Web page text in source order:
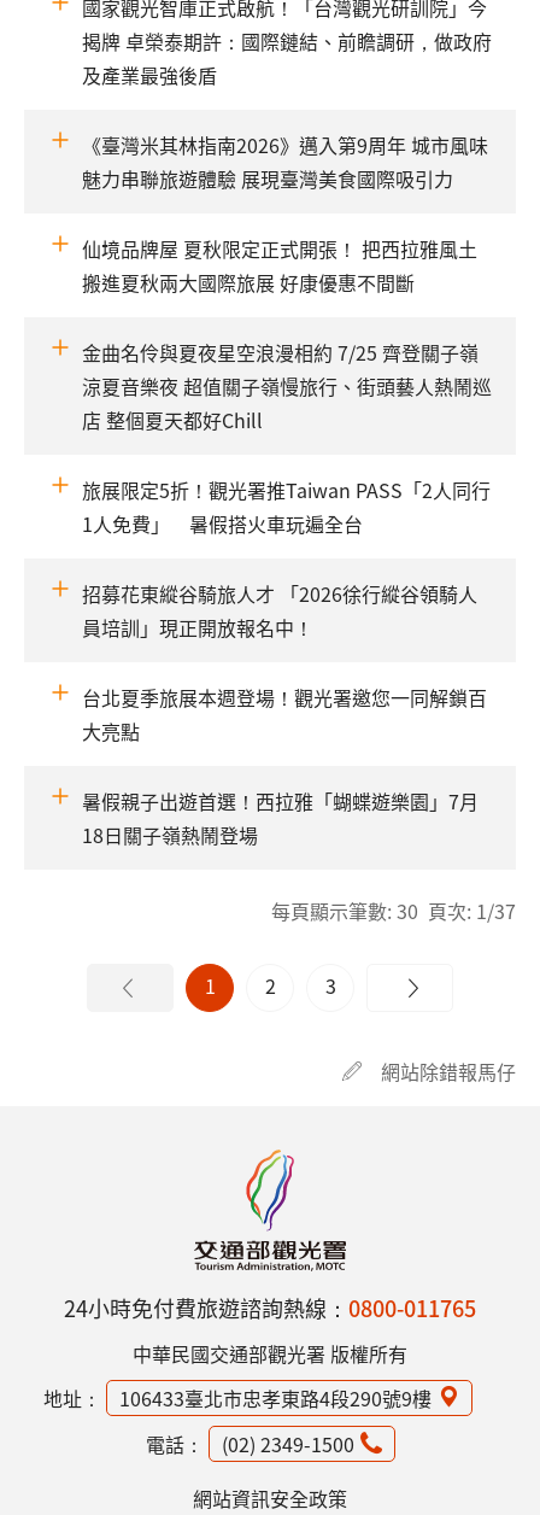
國家觀光智庫正式啟航！「台灣觀光研訓院」今
揭牌 卓榮泰期許：國際鏈結、前瞻調研，做政府
及產業最強後盾
《臺灣米其林指南2026》邁入第9周年 城市風味
魅力串聯旅遊體驗 展現臺灣美食國際吸引力
仙境品牌屋 夏秋限定正式開張！ 把西拉雅風土
搬進夏秋兩大國際旅展 好康優惠不間斷
金曲名伶與夏夜星空浪漫相約 7/25 齊登關子嶺
涼夏音樂夜 超值關子嶺慢旅行、街頭藝人熱鬧巡
店 整個夏天都好Chill
旅展限定5折！觀光署推Taiwan PASS「2人同行
1人免費」 暑假搭火車玩遍全台
招募花東縱谷騎旅人才 「2026徐行縱谷領騎人
員培訓」現正開放報名中！
台北夏季旅展本週登場！觀光署邀您一同解鎖百
大亮點
暑假親子出遊首選！西拉雅「蝴蝶遊樂園」7月
18日關子嶺熱鬧登場
每頁顯示筆數: 30 頁次: 1/37
1 2 3
網站除錯報馬仔
24小時免付費旅遊諮詢熱線： 0800-011765
中華民國交通部觀光署 版權所有
地址：
106433臺北市忠孝東路4段290號9樓
電話：
(02) 2349-1500
網站資訊安全政策